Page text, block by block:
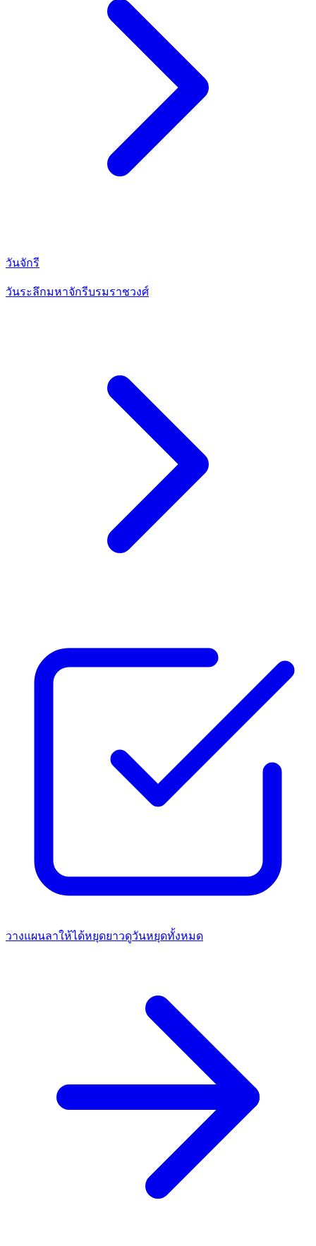
วันจักรี
วันระลึกมหาจักรีบรมราชวงศ์
วางแผนลาให้ได้หยุดยาวดูวันหยุดทั้งหมด